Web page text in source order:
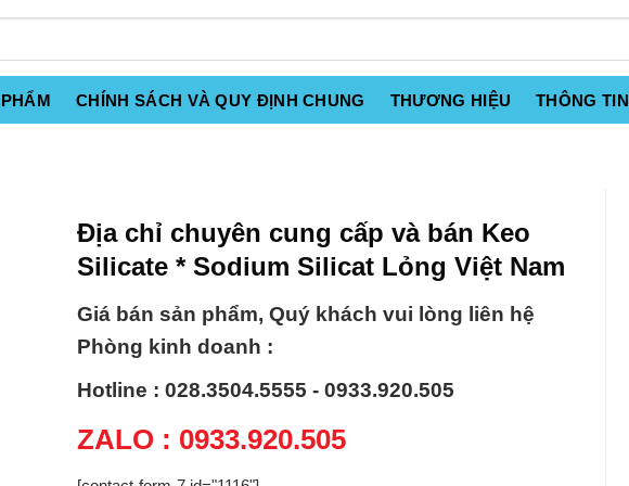
CHÍNH SÁCH VÀ QUY ĐỊNH CHUNG THƯƠNG HIỆU THÔNG TIN
Địa chỉ chuyên cung cấp và bán Keo
Silicate * Sodium Silicat Lỏng Việt Nam
Giá bán sản phẩm, Quý khách vui lòng liên hệ
Phòng kinh doanh :
Hotline : 028.3504.5555 - 0933.920.505
ZALO : 0933.920.505